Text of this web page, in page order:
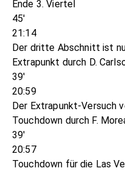
Ende 3. Viertel
45'
21:14
Der dritte Abschnitt ist
Extrapunkt durch D.
39'
20:59
Der Extrapunkt-Versuch
Touchdown durch F.
39'
20:57
Touchdown für die Las